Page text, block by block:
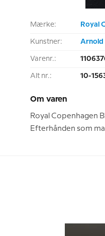
Mærke: Royal
Kunstner: Arnold
Varenr.:
Alt nr.: 10-
Om varen
Royal Copenhagen
Efterhånden som